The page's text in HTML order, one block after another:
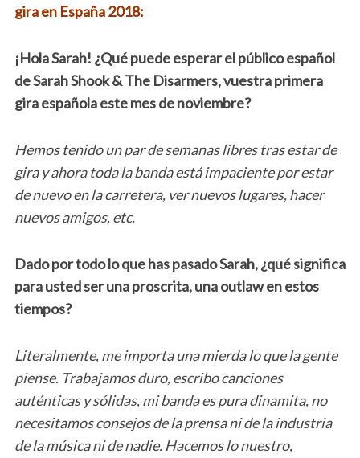
gira en España 2018:
¡Hola Sarah! ¿Qué puede esperar el público español
de Sarah Shook & The Disarmers, vuestra primera
gira española este mes de noviembre?
Hemos tenido un par de semanas libres tras estar de
gira y ahora toda la banda está impaciente por estar
de nuevo en la carretera, ver nuevos lugares, hacer
nuevos amigos, etc.
Dado por todo lo que has pasado Sarah, ¿qué significa
para usted ser una proscrita, una outlaw en estos
tiempos?
Literalmente, me importa una mierda lo que la gente
piense. Trabajamos duro, escribo canciones
auténticas y sólidas, mi banda es pura dinamita, no
necesitamos consejos de la prensa ni de la industria
de la música ni de nadie. Hacemos lo nuestro,